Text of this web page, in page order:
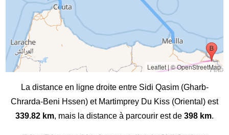
Leaflet|© OpenStreetMap
La distance en ligne droite entre Sidi Qasim (Gharb-
Chrarda-Beni Hssen) et Martimprey Du Kiss (Oriental) est
339.82 km, mais la distance à parcourir est de 398 km.